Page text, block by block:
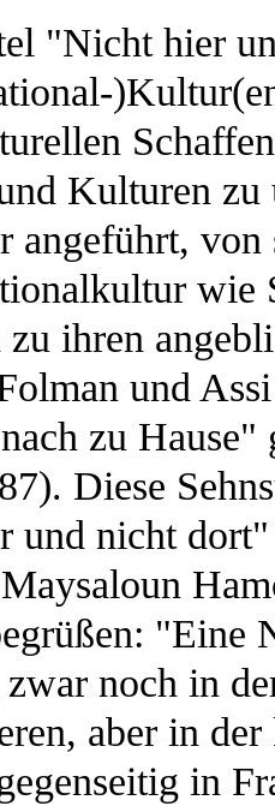
"Nicht hier
Kulturen
angeführt, von
wie
zu ihren
und
zu
Diese
nicht dort"
"Eine
noch in
aber in
in